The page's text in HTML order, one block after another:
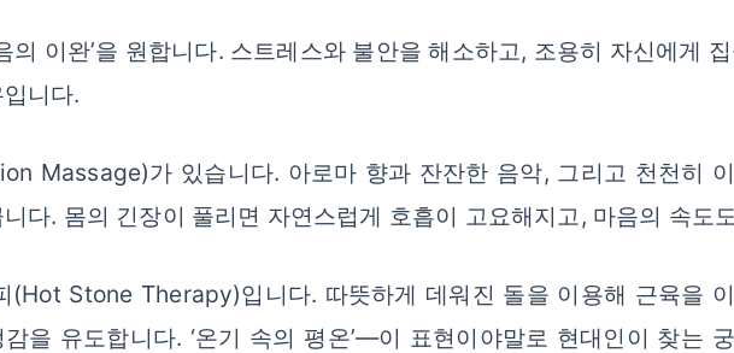
의 이완’을 원합니다. 스트레스와 불안을 해소하고, 조용히 자신에게
니다.
Massage)가 있습니다. 아로마 향과 잔잔한 음악, 그리고 천천히
다. 몸의 긴장이 풀리면 자연스럽게 호흡이 고요해지고, 마음의 속도
(Hot Stone Therapy)입니다. 따뜻하게 데워진 돌을 이용해 근육을
을 유도합니다. ‘온기 속의 평온’—이 표현이야말로 현대인이 찾는